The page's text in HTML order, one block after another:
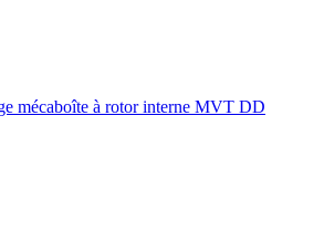
mécaboîte à rotor interne MVT DD